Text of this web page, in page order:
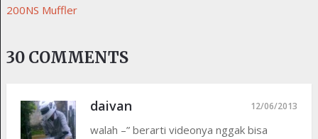
200NS Muffler
30 COMMENTS
daivan 12/06/2013
walah –” berarti videonya nggak bisa